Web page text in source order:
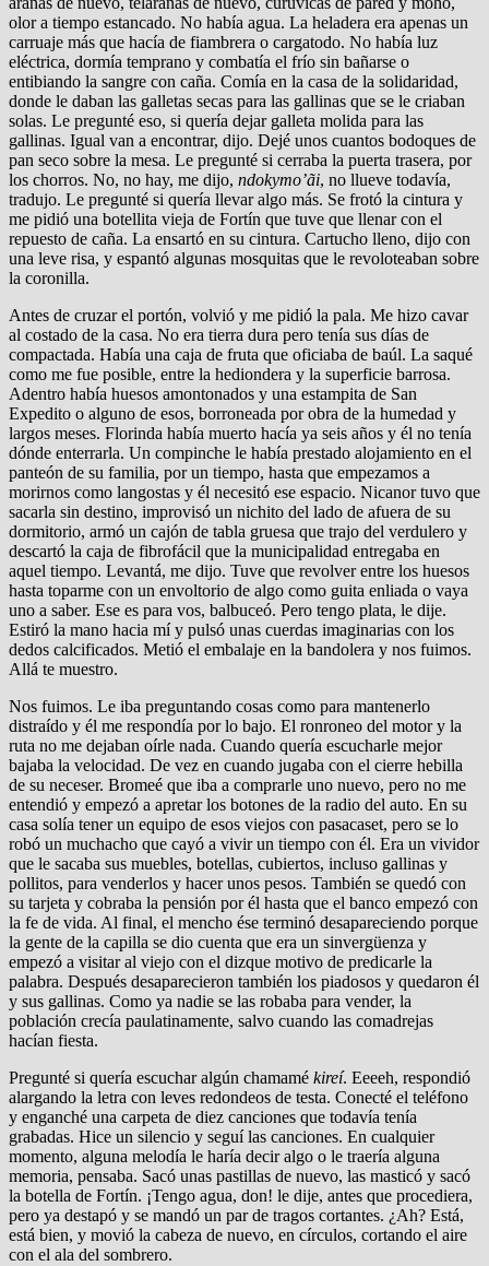
olor a tiempo estancado. No había agua. La heladera era apenas un
carruaje más que hacía de fiambrera o cargatodo. No había luz
eléctrica, dormía temprano y combatía el frío sin bañarse o
entibiando la sangre con caña. Comía en la casa de la solidaridad,
donde le daban las galletas secas para las gallinas que se le criaban
solas. Le pregunté eso, si quería dejar galleta molida para las
gallinas. Igual van a encontrar, dijo. Dejé unos cuantos bodoques de
pan seco sobre la mesa. Le pregunté si cerraba la puerta trasera, por
los chorros. No, no hay, me dijo, ndokymo’ãi, no llueve todavía,
tradujo. Le pregunté si quería llevar algo más. Se frotó la cintura y
me pidió una botellita vieja de Fortín que tuve que llenar con el
repuesto de caña. La ensartó en su cintura. Cartucho lleno, dijo con
una leve risa, y espantó algunas mosquitas que le revoloteaban sobre
la coronilla.
Antes de cruzar el portón, volvió y me pidió la pala. Me hizo cavar
al costado de la casa. No era tierra dura pero tenía sus días de
compactada. Había una caja de fruta que oficiaba de baúl. La saqué
como me fue posible, entre la hediondera y la superficie barrosa.
Adentro había huesos amontonados y una estampita de San
Expedito o alguno de esos, borroneada por obra de la humedad y
largos meses. Florinda había muerto hacía ya seis años y él no tenía
dónde enterrarla. Un compinche le había prestado alojamiento en el
panteón de su familia, por un tiempo, hasta que empezamos a
morirnos como langostas y él necesitó ese espacio. Nicanor tuvo que
sacarla sin destino, improvisó un nichito del lado de afuera de su
dormitorio, armó un cajón de tabla gruesa que trajo del verdulero y
descartó la caja de fibrofácil que la municipalidad entregaba en
aquel tiempo. Levantá, me dijo. Tuve que revolver entre los huesos
hasta toparme con un envoltorio de algo como guita enliada o vaya
uno a saber. Ese es para vos, balbuceó. Pero tengo plata, le dije.
Estiró la mano hacia mí y pulsó unas cuerdas imaginarias con los
dedos calcificados. Metió el embalaje en la bandolera y nos fuimos.
Allá te muestro.
Nos fuimos. Le iba preguntando cosas como para mantenerlo
distraído y él me respondía por lo bajo. El ronroneo del motor y la
ruta no me dejaban oírle nada. Cuando quería escucharle mejor
bajaba la velocidad. De vez en cuando jugaba con el cierre hebilla
de su neceser. Bromeé que iba a comprarle uno nuevo, pero no me
entendió y empezó a apretar los botones de la radio del auto. En su
casa solía tener un equipo de esos viejos con pasacaset, pero se lo
robó un muchacho que cayó a vivir un tiempo con él. Era un vividor
que le sacaba sus muebles, botellas, cubiertos, incluso gallinas y
pollitos, para venderlos y hacer unos pesos. También se quedó con
su tarjeta y cobraba la pensión por él hasta que el banco empezó con
la fe de vida. Al final, el mencho ése terminó desapareciendo porque
la gente de la capilla se dio cuenta que era un sinvergüenza y
empezó a visitar al viejo con el dizque motivo de predicarle la
palabra. Después desaparecieron también los piadosos y quedaron él
y sus gallinas. Como ya nadie se las robaba para vender, la
población crecía paulatinamente, salvo cuando las comadrejas
hacían fiesta.
Pregunté si quería escuchar algún chamamé kireí. Eeeeh, respondió
alargando la letra con leves redondeos de testa. Conecté el teléfono
y enganché una carpeta de diez canciones que todavía tenía
grabadas. Hice un silencio y seguí las canciones. En cualquier
momento, alguna melodía le haría decir algo o le traería alguna
memoria, pensaba. Sacó unas pastillas de nuevo, las masticó y sacó
la botella de Fortín. ¡Tengo agua, don! le dije, antes que procediera,
pero ya destapó y se mandó un par de tragos cortantes. ¿Ah? Está,
está bien, y movió la cabeza de nuevo, en círculos, cortando el aire
con el ala del sombrero.